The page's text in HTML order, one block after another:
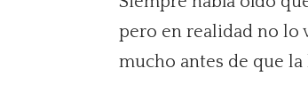
pero en realidad no lo
mucho antes de que